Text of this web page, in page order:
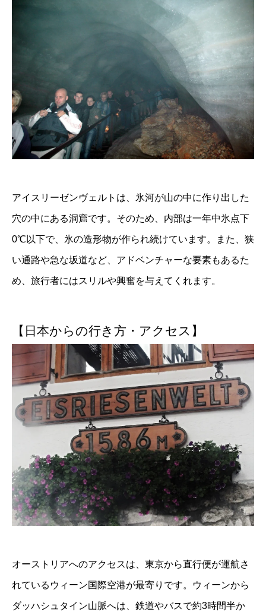
アイスリーゼンヴェルトは、氷河が山の中に作り出した
穴の中にある洞窟です。そのため、内部は一年中氷点下
0℃以下で、氷の造形物が作られ続けています。また、狭
い通路や急な坂道など、アドベンチャーな要素もあるた
め、旅行者にはスリルや興奮を与えてくれます。
【日本からの行き方・アクセス】
オーストリアへのアクセスは、東京から直行便が運航さ
れているウィーン国際空港が最寄りです。ウィーンから
ダッハシュタイン山脈へは、鉄道やバスで約3時間半か